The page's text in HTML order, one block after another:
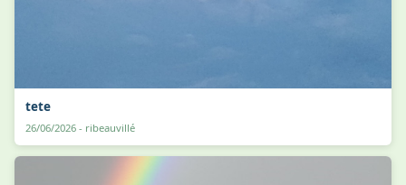
tete
26/06/2026 - ribeauvillé